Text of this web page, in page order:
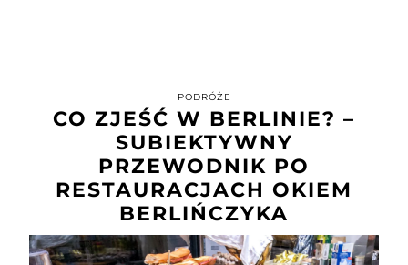
PODRÓŻE
CO ZJEŚĆ W BERLINIE? –
SUBIEKTYWNY
PRZEWODNIK PO
RESTAURACJACH OKIEM
BERLIŃCZYKA